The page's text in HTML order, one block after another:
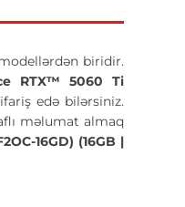
biridir.
RTX™ 5060 Ti
edə bilərsiniz.
məlumat almaq
16GD) (16GB |